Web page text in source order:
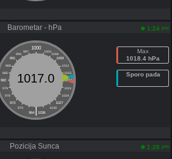
Barometar - hPa 1:24 pm
1000
997 1003
994
1006
991
1009
988
1012
985
1015
982
1018
979
1021
976
1024
973
1027
970
1030
|
964 1036
1017.0
Max
1018.4 hPa
Sporo pada
Pozicija Sunca 1:28 pm